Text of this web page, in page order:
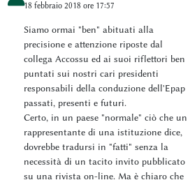
18 febbraio 2018 ore 17:57
Siamo ormai "ben" abituati alla
precisione e attenzione riposte dal
collega Accossu ed ai suoi riflettori ben
puntati sui nostri cari presidenti
responsabili della conduzione dell'Epap
passati, presenti e futuri.
Certo, in un paese "normale" ciò che un
rappresentante di una istituzione dice,
dovrebbe tradursi in "fatti" senza la
necessità di un tacito invito pubblicato
su una rivista on-line. Ma è chiaro che